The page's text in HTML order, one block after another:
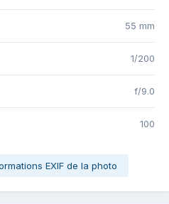
55 mm
1/200
f/9.0
100
EXIF de la photo